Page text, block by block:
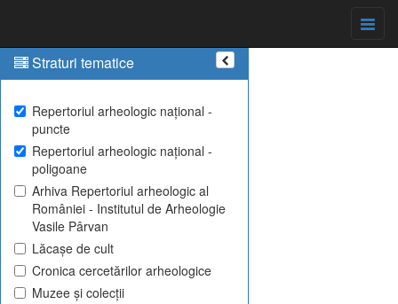
Straturi tematice
Repertoriul arheologic național -
puncte
Repertoriul arheologic național -
poligoane
Arhiva Repertoriul arheologic al
României - Institutul de Arheologie
Vasile Pârvan
Lăcașe de cult
Cronica cercetărilor arheologice
Muzee și colecții